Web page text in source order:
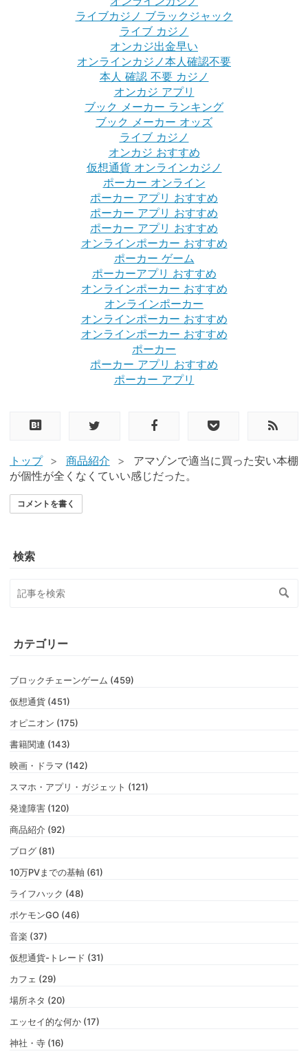
ライブカジノ ブラックジャック
ライブ カジノ
オンカジ出金早い
オンラインカジノ本人確認不要
本人 確認 不要 カジノ
オンカジ アプリ
ブック メーカー ランキング
ブック メーカー オッズ
ライブ カジノ
オンカジ おすすめ
仮想通貨 オンラインカジノ
ポーカー オンライン
ポーカー アプリ おすすめ
ポーカー アプリ おすすめ
ポーカー アプリ おすすめ
オンラインポーカー おすすめ
ポーカー ゲーム
ポーカーアプリ おすすめ
オンラインポーカー おすすめ
オンラインポーカー
オンラインポーカー おすすめ
オンラインポーカー おすすめ
ポーカー
ポーカー アプリ おすすめ
ポーカー アプリ
トップ > 商品紹介 >
アマゾンで適当に買った安い本棚
が個性が全くなくていい感じだった。
コメントを書く
検索
カテゴリー
ブロックチェーンゲーム (459)
仮想通貨 (451)
オピニオン (175)
書籍関連 (143)
映画・ドラマ (142)
スマホ・アプリ・ガジェット (121)
発達障害 (120)
商品紹介 (92)
ブログ (81)
10万PVまでの基軸 (61)
ライフハック (48)
ポケモンGO (46)
音楽 (37)
仮想通貨-トレード (31)
カフェ (29)
場所ネタ (20)
エッセイ的な何か (17)
神社・寺 (16)